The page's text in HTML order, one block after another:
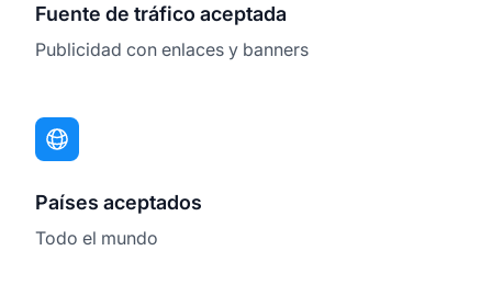
Fuente de tráfico aceptada
Publicidad con enlaces y banners
Países aceptados
Todo el mundo